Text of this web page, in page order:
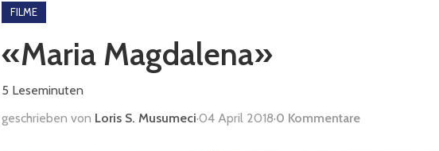
FILME
«Maria Magdalena»
5 Leseminuten
geschrieben von Loris S. Musumeci·04 April 2018·0 Kommentare